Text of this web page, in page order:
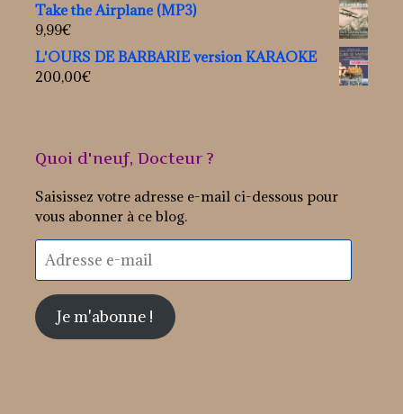
Take the Airplane (MP3)
9,99€
L'OURS DE BARBARIE version KARAOKE
200,00€
Quoi d'neuf, Docteur ?
Saisissez votre adresse e-mail ci-dessous pour
vous abonner à ce blog.
e-
Je m'abonne !